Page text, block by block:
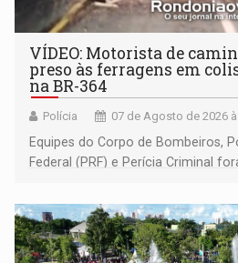
VÍDEO: Motorista de
preso às ferragens em
na BR-364
Polícia 07 de Agosto de 2026
Equipes do Corpo de Bombeiros,
Federal (PRF) e Perícia Criminal